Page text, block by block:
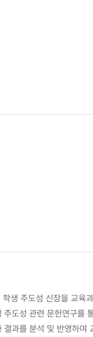
생 주도성 신장을 교육
도성 관련 문헌연구를
과를 분석 및 반영하여